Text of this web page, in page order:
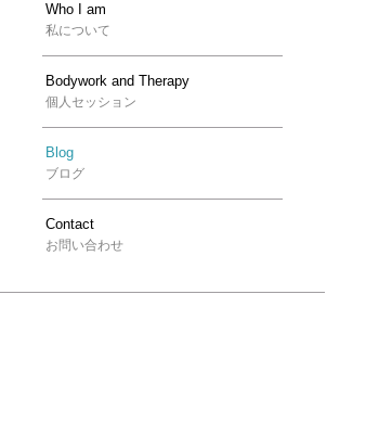
Who I am
私について
Bodywork and Therapy
個人セッション
Blog
ブログ
Contact
お問い合わせ